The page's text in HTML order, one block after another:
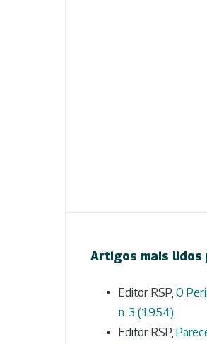
Artigos mais lidos
Editor RSP, O
n. 3 (1954)
Editor RSP,